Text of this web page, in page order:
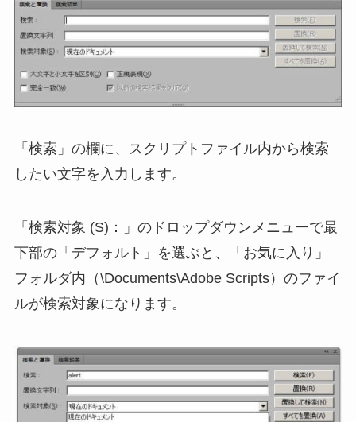
「検索」の欄に、スクリプトファイル内から検索
したい文字を入力します。
「検索対象 (S)：」のドロップダウンメニューで最
下部の「デフォルト」を選ぶと、「お気に入り」
フォルダ内（\Documents\Adobe Scripts）のファイ
ルが検索対象になります。